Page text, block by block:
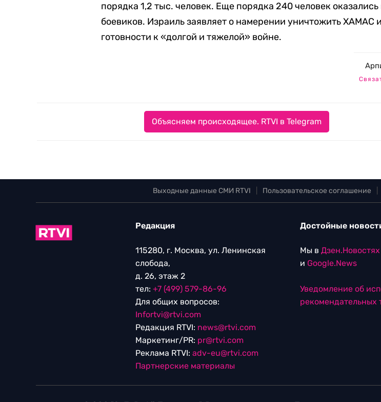
порядка 1,2 тыс. человек. Еще порядка 240 человек оказались
боевиков. Израиль заявляет о намерении уничтожить ХАМАС
готовности к «долгой и тяжелой» войне.
Объясняем происходящее. RTVI в Telegram
Выходные данные СМИ RTVI Пользовательское соглашение
Редакция
115280, г. Москва, ул. Ленинская
слобода,
д. 26, этаж 2
тел: +7 (499) 579-86-96
Для общих вопросов:
Infortvi@rtvi.com
Редакция RTVI: news@rtvi.com
Маркетинг/PR: pr@rtvi.com
Реклама RTVI: adv-eu@rtvi.com
Партнерские материалы
Достойные
Мы в Дзен.Новостях
и Google.News
Уведомление об
рекомендательных